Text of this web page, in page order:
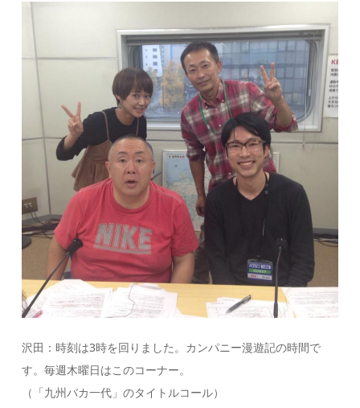
沢田：時刻は3時を回りました。カンパニー漫遊記の時間で
す。毎週木曜日はこのコーナー。
（「九州バカ一代」のタイトルコール）